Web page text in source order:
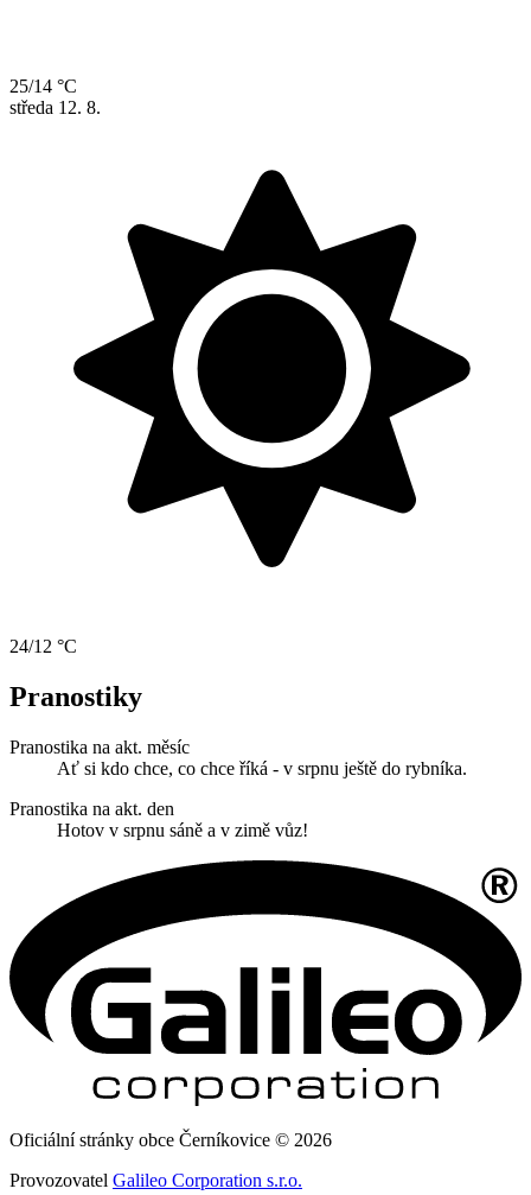
25/14 °C
středa 12. 8.
24/12 °C
Pranostiky
Pranostika na akt. měsíc
Ať si kdo chce, co chce říká - v srpnu ještě do rybníka.
Pranostika na akt. den
Hotov v srpnu sáně a v zimě vůz!
Oficiální stránky obce Černíkovice © 2026
Provozovatel Galileo Corporation s.r.o.